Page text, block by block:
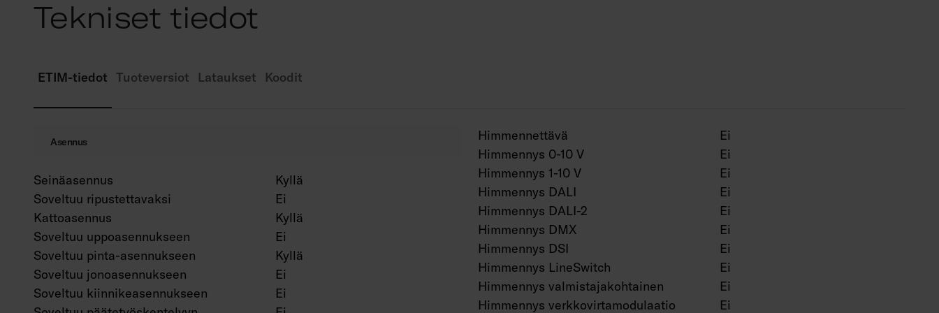
Tekniset tiedot
ETIM-tiedot Tuoteversiot Lataukset Koodit
Asennus
Seinäasennus
Kyllä
Soveltuu ripustettavaksi
Ei
Kattoasennus
Kyllä
Soveltuu uppoasennukseen
Ei
Soveltuu pinta-asennukseen
Kyllä
Soveltuu jonoasennukseen
Ei
Soveltuu kiinnikeasennukseen
Ei
Himmennettävä
Ei
Himmennys 0-10 V
Ei
Himmennys 1-10 V
Ei
Himmennys DALI
Ei
Himmennys DALI-2
Ei
Himmennys DMX
Ei
Himmennys DSI
Ei
Himmennys LineSwitch
Ei
Himmennys valmistajakohtainen
Ei
Himmennys verkkovirtamodulaatio
Ei